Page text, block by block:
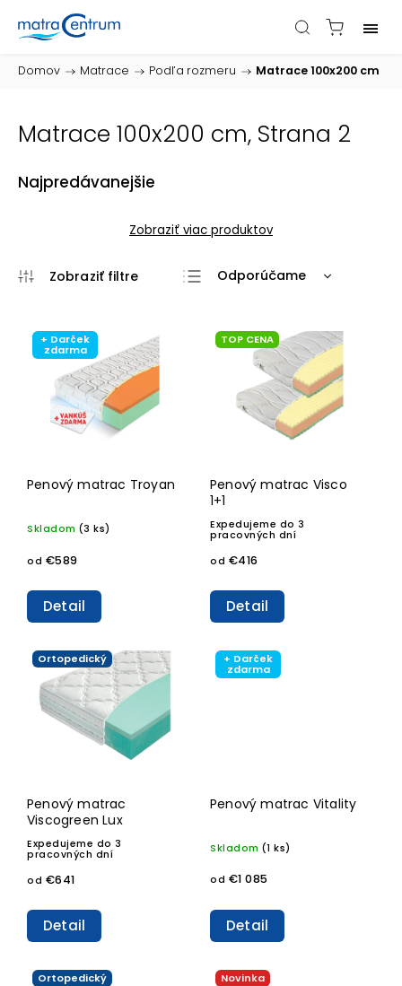
Domov / Matrace / Podľa rozmeru / Matrace 100x200 cm
Matrace 100x200 cm, Strana 2
Najpredávanejšie
Zobraziť viac produktov
Odporúčame
Najdrahšie
Najpredávanejšie
Abecedne
+ Darček
zdarma
Penový matrac Troyan
Skladom (3 ks)
od €589
Detail
TOP CENA
Penový matrac Visco
1+1
Expedujeme do 3
pracovných dní
od €416
Detail
Ortopedický
Penový matrac
Viscogreen Lux
Expedujeme do 3
pracovných dní
od €641
Detail
+ Darček
zdarma
Penový matrac Vitality
Skladom (1 ks)
od €1 085
Detail
Ortopedický
Novinka